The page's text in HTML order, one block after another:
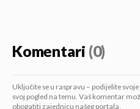
Komentari (0)
Uključite se u raspravu – podijelite
svoj pogled na temu. Vaš komentar
obogatiti zajednicu našeg portala.